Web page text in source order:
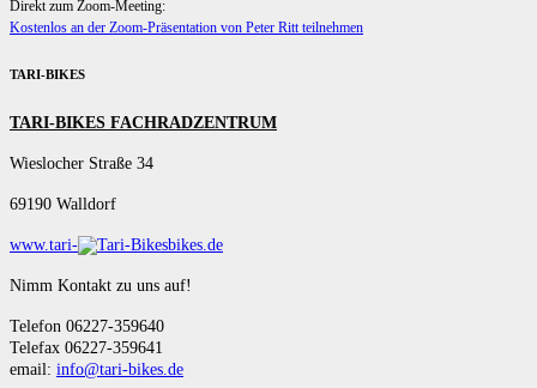
Direkt zum Zoom-Meeting:
Kostenlos an der Zoom-Präsentation von Peter Ritt teilnehmen
TARI-BIKES
TARI-BIKES FACHRADZENTRUM
Wieslocher Straße 34
69190 Walldorf
www.tari- bikes.de
Nimm Kontakt zu uns auf!
Telefon 06227-359640
Telefax 06227-359641
email: info@tari-bikes.de